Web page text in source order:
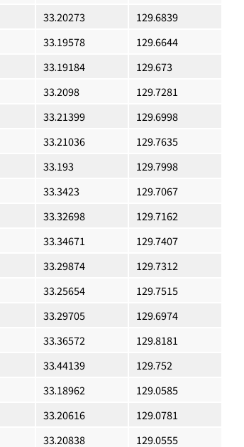
33.20273
129.6839
33.19578
129.6644
33.19184
129.673
33.2098
129.7281
33.21399
129.6998
33.21036
129.7635
33.193
129.7998
33.3423
129.7067
33.32698
129.7162
33.34671
129.7407
33.29874
129.7312
33.25654
129.7515
33.29705
129.6974
33.36572
129.8181
33.44139
129.752
33.18962
129.0585
33.20616
129.0781
33.20838 129.0555